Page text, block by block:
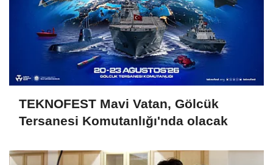
TEKNOFEST Mavi Vatan, Gölcük
Tersanesi Komutanlığı'nda olacak